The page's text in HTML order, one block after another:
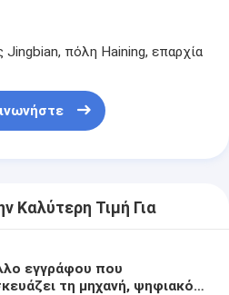
πόλη Haining, επαρχία
Καλύτερη Τιμή Για
εγγράφου που
τη μηχανή, ψηφιακό